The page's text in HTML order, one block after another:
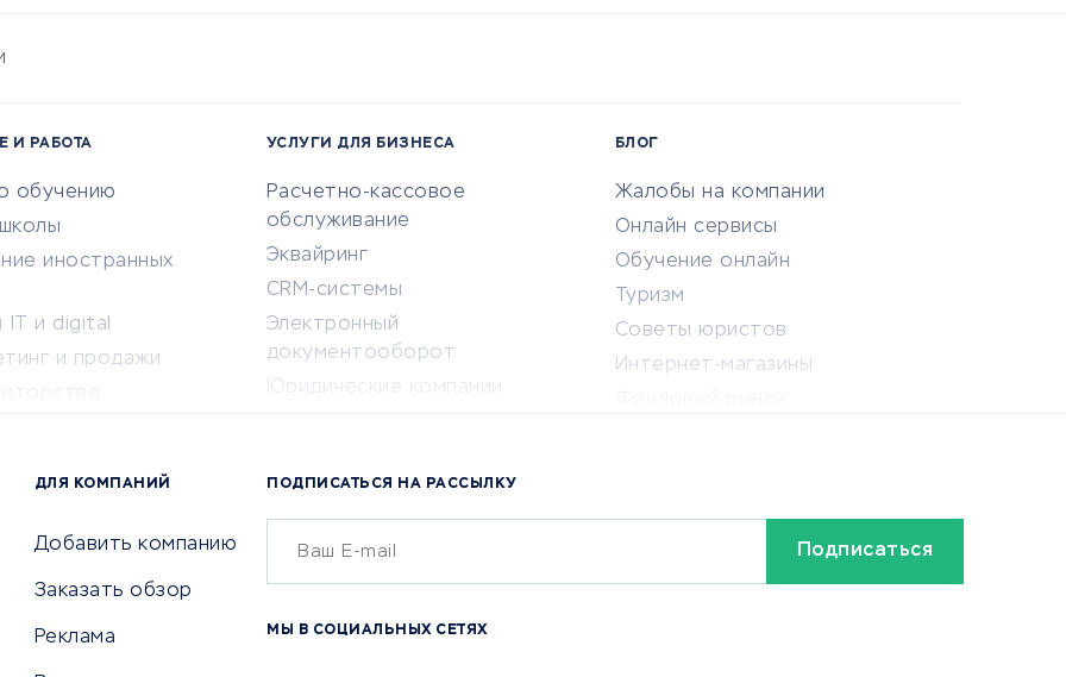
И РАБОТА
обучению
иностранных
IT и digital
и продажи
УСЛУГИ ДЛЯ БИЗНЕСА
Расчетно-кассовое
обслуживание
Эквайринг
CRM-системы
Электронный
документооборот
Юридические компании
Бухгалтерия онлайн
Онлайн-кассы
SERM
БЛОГ
Жалобы на компании
Онлайн сервисы
Обучение онлайн
Туризм
Советы юристов
Интернет-магазины
ДЛЯ КОМПАНИЙ
Добавить компанию
Заказать обзор
Реклама
ПОДПИСАТЬСЯ НА РАССЫЛКУ
МЫ В СОЦИАЛЬНЫХ СЕТЯХ